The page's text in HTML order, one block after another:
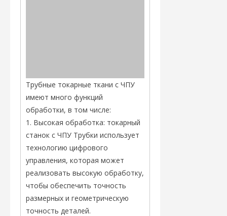
Трубные токарные ткани с ЧПУ
имеют много функций
обработки, в том числе:
1. Высокая обработка: токарный
станок с ЧПУ Трубки использует
технологию цифрового
управления, которая может
реализовать высокую обработку,
чтобы обеспечить точность
размерных и геометрическую
точность деталей.